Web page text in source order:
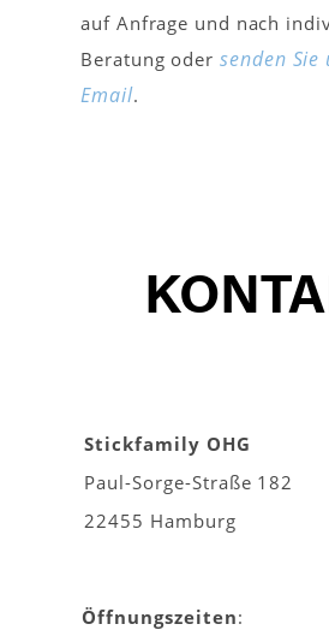
auf Anfrage und nach
Beratung oder senden Sie
Email.
Stickfamily OHG
Paul-Sorge-Straße 182
22455 Hamburg
Öffnungszeiten: